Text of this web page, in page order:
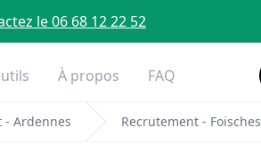
le 06 68 12 22 52
À propos FAQ
- Ardennes Recrutement - Foisches